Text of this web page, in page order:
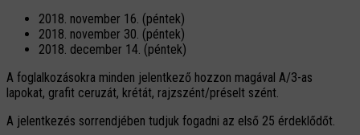
2018. november 16. (péntek)
2018. november 30. (péntek)
2018. december 14. (péntek)
A foglalkozásokra minden jelentkező hozzon magával A/3-as
lapokat, grafit ceruzát, krétát, rajzszént/préselt szént.
A jelentkezés sorrendjében tudjuk fogadni az első 25 érdeklődőt.